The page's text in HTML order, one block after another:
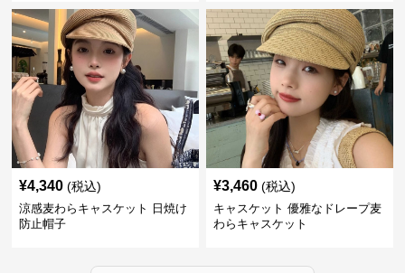
¥4,340 (税込)
涼感麦わらキャスケット 日焼け
防止帽子
¥3,460 (税込)
キャスケット 優雅なドレープ麦
わらキャスケット